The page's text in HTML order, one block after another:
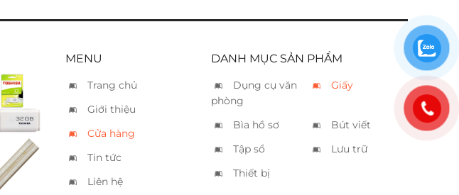
USB
32GB
Thước
Koh
Noor
MENU
Trang chủ
Giới thiệu
Cửa hàng
Tin tức
Liên hệ
DANH MỤC SẢN PHẨM
Dụng cụ văn
phòng
Giấy
Bìa hồ sơ
Bút viết
Tập sổ
Lưu trữ
Thiết bị